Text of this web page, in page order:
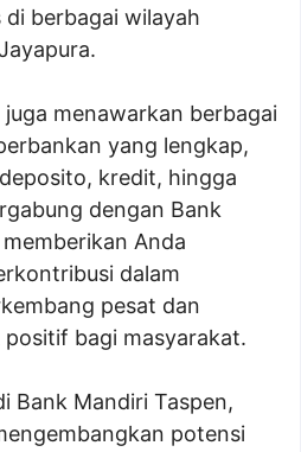
di berbagai wilayah
menawarkan berbagai
yang lengkap,
kredit, hingga
dengan Bank
Anda
dalam
pesat dan
bagi masyarakat.
Bank Mandiri Taspen,
potensi